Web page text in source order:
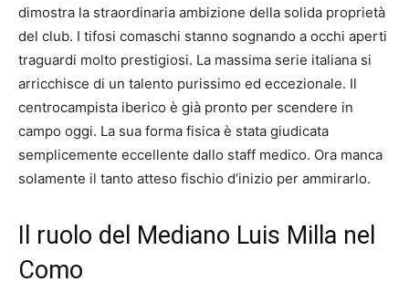
dimostra la straordinaria ambizione della solida proprietà
del club. I tifosi comaschi stanno sognando a occhi aperti
traguardi molto prestigiosi. La massima serie italiana si
arricchisce di un talento purissimo ed eccezionale. Il
centrocampista iberico è già pronto per scendere in
campo oggi. La sua forma fisica è stata giudicata
semplicemente eccellente dallo staff medico. Ora manca
solamente il tanto atteso fischio d’inizio per ammirarlo.
Il ruolo del Mediano Luis Milla nel
Como